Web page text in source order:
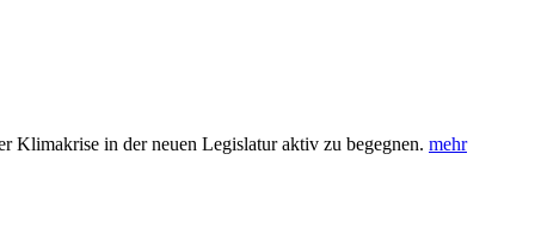
Klimakrise in der neuen Legislatur aktiv zu begegnen. mehr